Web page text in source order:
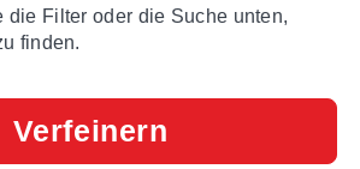
die Filter oder die Suche unten,
finden.
Verfeinern